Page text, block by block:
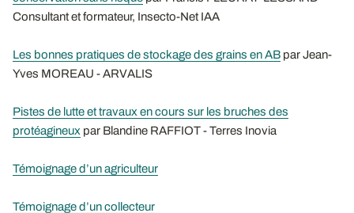
Consultant et formateur, Insecto-Net IAA
Les bonnes pratiques de stockage des grains en AB par Jean-
Yves MOREAU - ARVALIS
Pistes de lutte et travaux en cours sur les bruches des
protéagineux par Blandine RAFFIOT - Terres Inovia
Témoignage d’un agriculteur
Témoignage d’un collecteur